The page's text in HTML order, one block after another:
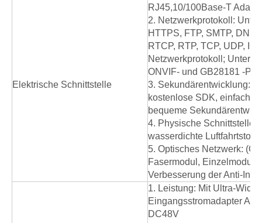
Elektrische Schnittstelle
RJ45,10/100Base-T
2. Netzwerkprotokoll:
HTTPS, FTP, SMTP, DNS,
RTCP, RTP, TCP, UDP,
Netzwerkprotokoll;
ONVIF- und GB28181 -
3. Sekundärentwicklung:
kostenlose SDK, einfach
bequeme
4. Physische Schnittstelle:
wasserdichte
5. Optisches Netzwerk:
Fasermodul,
Verbesserung der Anti-
1. Leistung: Mit Ultra-Wide-
Eingangsstromadapter
DC48V